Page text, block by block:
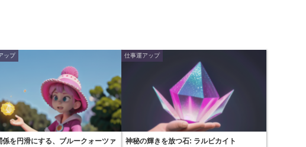
ップ
係を円滑にする、ブルークォーツァ
仕事運アップ
神秘の輝きを放つ石: ラルビカイト